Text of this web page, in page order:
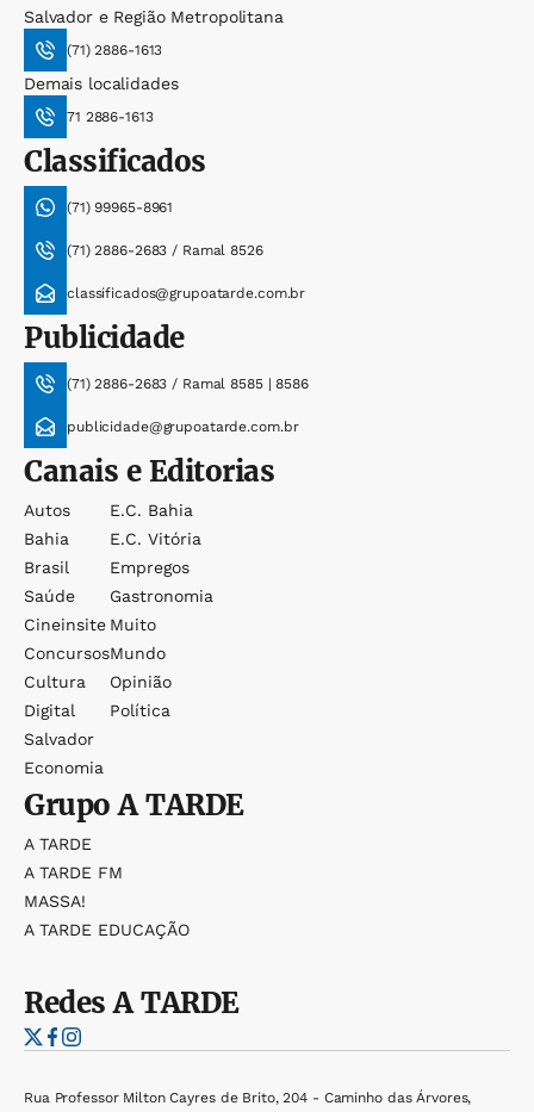
Salvador e Região Metropolitana
(71) 2886-1613
Demais localidades
71 2886-1613
Classificados
(71) 99965-8961
(71) 2886-2683 / Ramal 8526
classificados@grupoatarde.com.br
Publicidade
(71) 2886-2683 / Ramal 8585 | 8586
publicidade@grupoatarde.com.br
Canais e Editorias
Autos
Bahia
Brasil
Saúde
Cineinsite
Concursos
Cultura
Digital
Salvador
Economia
E.c. Bahia
E.c. Vitória
Empregos
Gastronomia
Muito
Mundo
Opinião
Política
GrupoA TARDE
A TARDE
A TARDE FM
MASSA!
A TARDE EDUCAÇÃO
RedesA TARDE
Rua Professor Milton Cayres de Brito, 204 - Caminho das Árvores,